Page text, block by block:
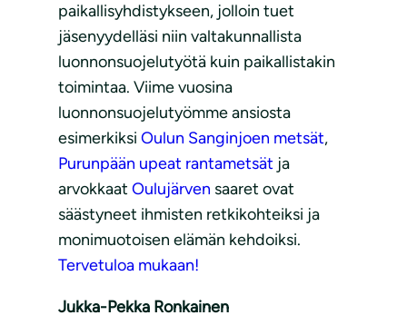
paikallisyhdistykseen, jolloin tuet
jäsenyydelläsi niin valtakunnallista
luonnonsuojelutyötä kuin paikallistakin
toimintaa. Viime vuosina
luonnonsuojelutyömme ansiosta
esimerkiksi Oulun Sanginjoen metsät,
Purunpään upeat rantametsät ja
arvokkaat Oulujärven saaret ovat
säästyneet ihmisten retkikohteiksi ja
monimuotoisen elämän kehdoiksi.
Tervetuloa mukaan!
Jukka-Pekka Ronkainen